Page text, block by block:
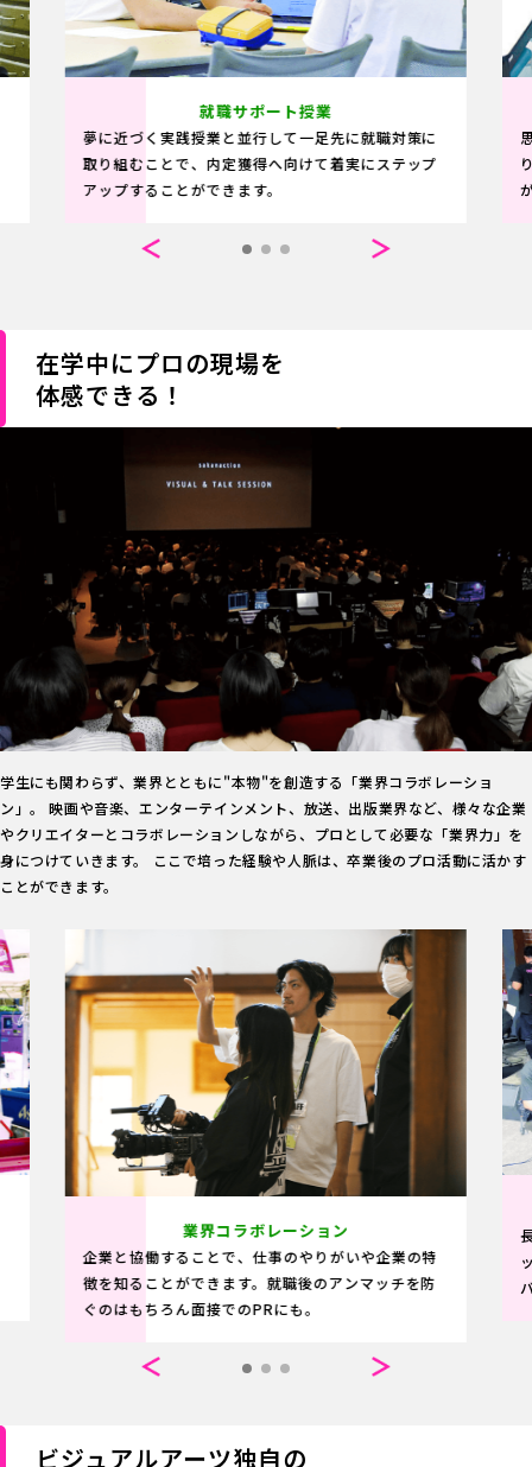
就職サポート授業
夢に近づく実践授業と並行して一足先に就職対策に
取り組むことで、内定獲得へ向けて着実にステップ
アップすることができます。
在学中にプロの現場を
体感できる！
学生にも関わらず、業界とともに"本物"を創造する「業界コラボレーショ
ン」。 映画や音楽、エンターテインメント、放送、出版業界など、様々な企業
やクリエイターとコラボレーションしながら、プロとして必要な「業界力」を
身につけていきます。 ここで培った経験や人脈は、卒業後のプロ活動に活かす
ことができます。
業界コラボレーション
企業と協働することで、仕事のやりがいや企業の特
徴を知ることができます。就職後のアンマッチを防
ぐのはもちろん面接でのPRにも。
ビジュアルアーツ独自の